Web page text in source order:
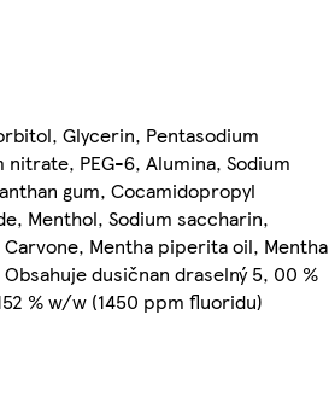
Glycerin, Pentasodium
PEG-6, Alumina, Sodium
gum, Cocamidopropyl
Menthol, Sodium saccharin,
Mentha piperita oil, Mentha
dusičnan draselný 5, 00 %
% w/w (1450 ppm fluoridu)